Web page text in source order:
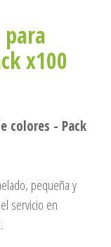
x100
colores - Pack
pequeña y
servicio en